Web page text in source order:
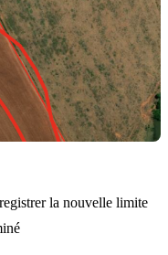
la nouvelle limite